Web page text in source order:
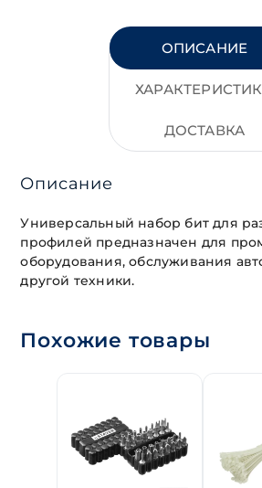
ОПИСАНИЕ
ДОСТАВКА
Описание
Универсальный набор бит для
профилей предназначен для
оборудования, обслуживания
другой техники.
Похожие товары